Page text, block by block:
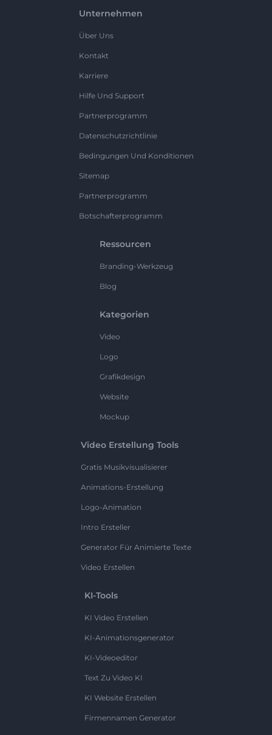
Unternehmen
Über Uns
Kontakt
Karriere
Hilfe Und Support
Partnerprogramm
Datenschutzrichtlinie
Bedingungen Und Konditionen
Sitemap
Partnerprogramm
Botschafterprogramm
Ressourcen
Branding-Werkzeug
Blog
Kategorien
Video
Logo
Grafikdesign
Website
Mockup
Video Erstellung Tools
Gratis Musikvisualisierer
Animations-Erstellung
Logo-Animation
Intro Ersteller
Generator Für Animierte Texte
Video Erstellen
KI-Tools
KI Video Erstellen
KI-Animationsgenerator
KI-Videoeditor
Text Zu Video KI
KI Website Erstellen
Firmennamen Generator